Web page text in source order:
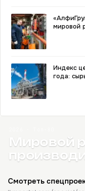
мировой
Индекс
года:
Мировой
Смотреть